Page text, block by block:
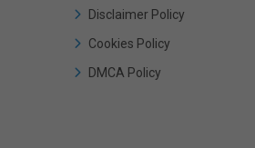
Disclaimer Policy
Cookies Policy
DMCA Policy